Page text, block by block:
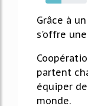
39%
Grâce à
s'offre
partent
équiper
monde.